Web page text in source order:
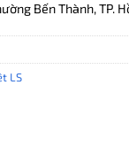
Bến Thành, TP.
LS